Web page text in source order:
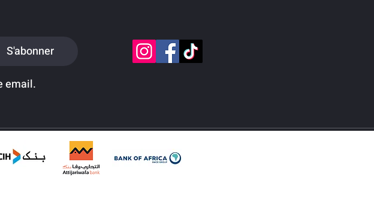
S'abonner
email.